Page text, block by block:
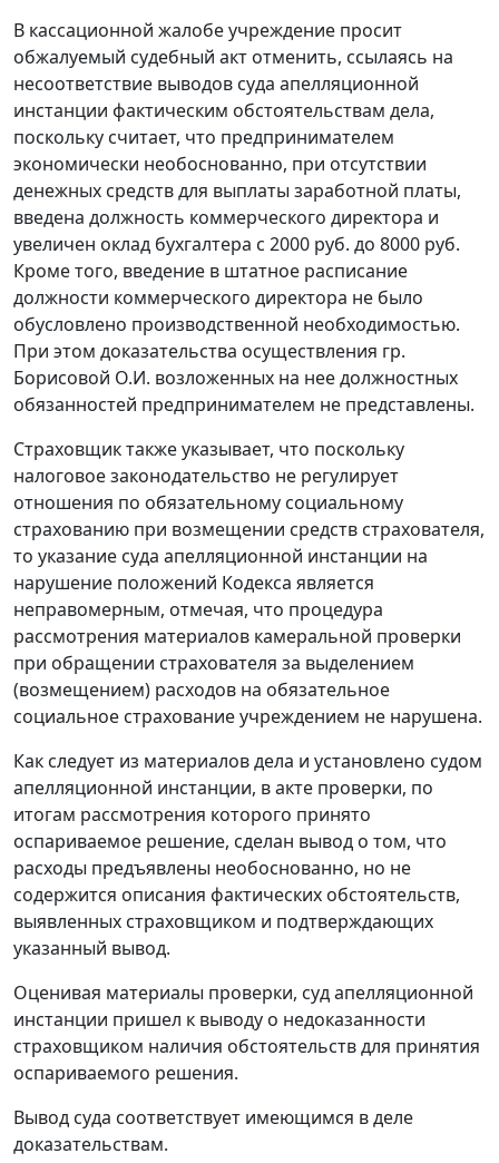
В кассационной жалобе учреждение просит
обжалуемый судебный акт отменить, ссылаясь на
несоответствие выводов суда апелляционной
инстанции фактическим обстоятельствам дела,
поскольку считает, что предпринимателем
экономически необоснованно, при отсутствии
денежных средств для выплаты заработной платы,
введена должность коммерческого директора и
увеличен оклад бухгалтера с 2000 руб. до 8000 руб.
Кроме того, введение в штатное расписание
должности коммерческого директора не было
обусловлено производственной необходимостью.
При этом доказательства осуществления гр.
Борисовой О.И. возложенных на нее должностных
обязанностей предпринимателем не представлены.
Страховщик также указывает, что поскольку
налоговое законодательство не регулирует
отношения по обязательному социальному
страхованию при возмещении средств страхователя,
то указание суда апелляционной инстанции на
нарушение положений Кодекса является
неправомерным, отмечая, что процедура
рассмотрения материалов камеральной проверки
при обращении страхователя за выделением
(возмещением) расходов на обязательное
социальное страхование учреждением не нарушена.
Как следует из материалов дела и установлено судом
апелляционной инстанции, в акте проверки, по
итогам рассмотрения которого принято
оспариваемое решение, сделан вывод о том, что
расходы предъявлены необоснованно, но не
содержится описания фактических обстоятельств,
выявленных страховщиком и подтверждающих
указанный вывод.
Оценивая материалы проверки, суд апелляционной
инстанции пришел к выводу о недоказанности
страховщиком наличия обстоятельств для принятия
оспариваемого решения.
Вывод суда соответствует имеющимся в деле
доказательствам.